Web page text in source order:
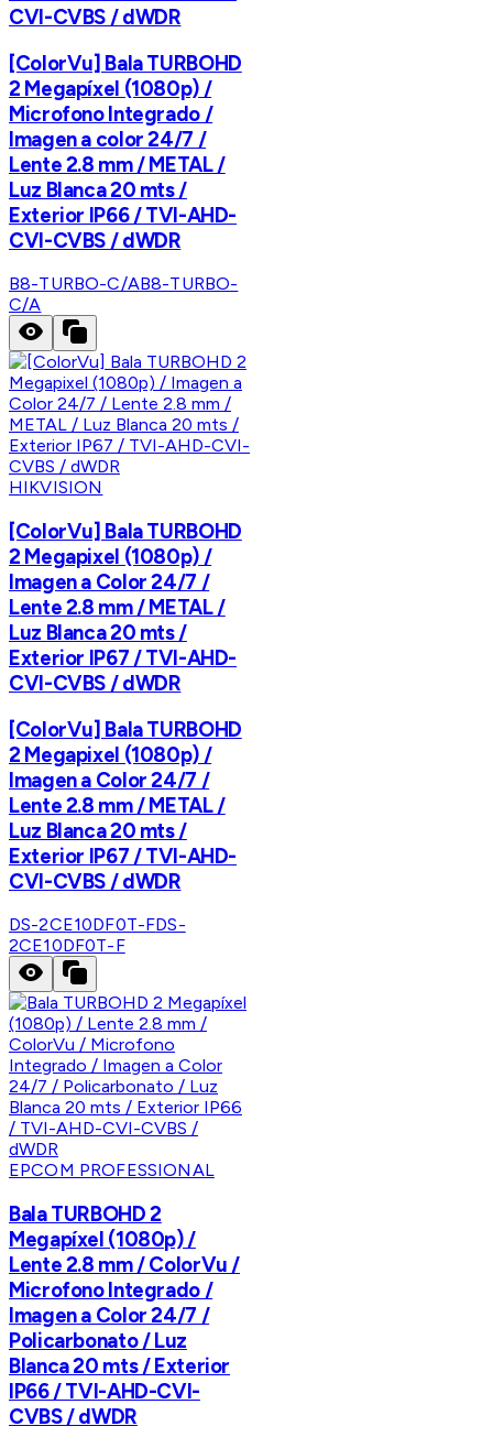
CVI-CVBS / dWDR
[ColorVu] Bala TURBOHD
2 Megapíxel (1080p) /
Microfono Integrado /
Imagen a color 24/7 /
Lente 2.8 mm / METAL /
Luz Blanca 20 mts /
Exterior IP66 / TVI-AHD-
CVI-CVBS / dWDR
B8-TURBO-C/AB8-TURBO-
C/A
HIKVISION
[ColorVu] Bala TURBOHD
2 Megapixel (1080p) /
Imagen a Color 24/7 /
Lente 2.8 mm / METAL /
Luz Blanca 20 mts /
Exterior IP67 / TVI-AHD-
CVI-CVBS / dWDR
[ColorVu] Bala TURBOHD
2 Megapixel (1080p) /
Imagen a Color 24/7 /
Lente 2.8 mm / METAL /
Luz Blanca 20 mts /
Exterior IP67 / TVI-AHD-
CVI-CVBS / dWDR
DS-2CE10DF0T-FDS-
2CE10DF0T-F
EPCOM PROFESSIONAL
Bala TURBOHD 2
Megapíxel (1080p) /
Lente 2.8 mm / ColorVu /
Microfono Integrado /
Imagen a Color 24/7 /
Policarbonato / Luz
Blanca 20 mts / Exterior
IP66 / TVI-AHD-CVI-
CVBS / dWDR